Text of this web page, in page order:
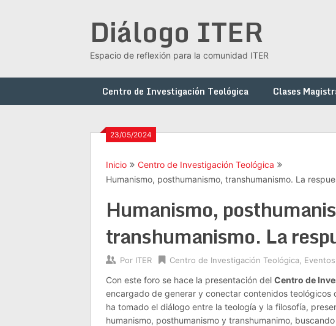
Diálogo ITER
Espacio de reflexión para la comunidad ITER
Centro de Investigación Teológica Clases
23/05/2024
Inicio
Centro de Investigación Teológica
Humanismo, posthumanismo, transhumanismo. La
Humanismo,
transhumanismo. La
Por ITER Centro de Investigación Teológica Eventos
Con este foro se hace la presentación del Centro de
encargado de generar y conectar contenidos
ha tomado el diálogo entre la teología y la filosofía,
humanismo, posthumanismo y transhumanimo,